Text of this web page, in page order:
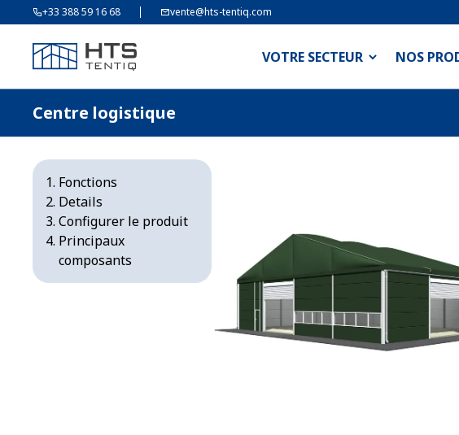
+33 388 59 16 68 vente@hts-tentiq.com
VOTRE SECTEUR NOS
Centre logistique
Fonctions
Details
Configurer le produit
Principaux
composants